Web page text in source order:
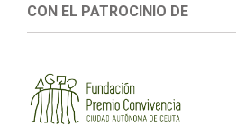
CON EL PATROCINIO DE